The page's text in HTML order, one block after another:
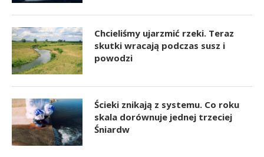
Chcieliśmy ujarzmić rzeki. Teraz
skutki wracają podczas susz i
powodzi
Ścieki znikają z systemu. Co roku
skala dorównuje jednej trzeciej
Śniardw